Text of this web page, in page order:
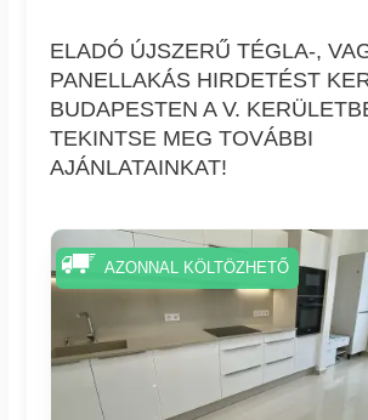
ELADÓ ÚJSZERŰ TÉGLA-,
PANELLAKÁS HIRDETÉST
BUDAPESTEN A V.
TEKINTSE MEG TOVÁBBI
AJÁNLATAINKAT!
AZONNAL KÖLTÖZHETŐ